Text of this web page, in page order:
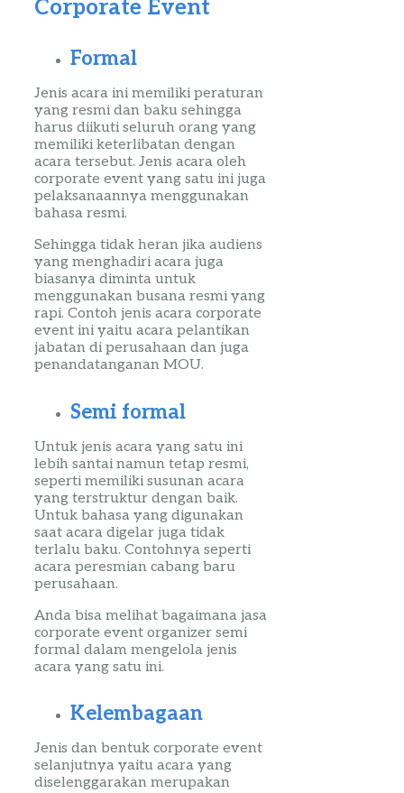
Corporate Event
Formal
Jenis acara ini memiliki peraturan
yang resmi dan baku sehingga
harus diikuti seluruh orang yang
memiliki keterlibatan dengan
acara tersebut. Jenis acara oleh
corporate event yang satu ini juga
pelaksanaannya menggunakan
bahasa resmi.
Sehingga tidak heran jika audiens
yang menghadiri acara juga
biasanya diminta untuk
menggunakan busana resmi yang
rapi. Contoh jenis acara corporate
event ini yaitu acara pelantikan
jabatan di perusahaan dan juga
penandatanganan MOU.
Semi formal
Untuk jenis acara yang satu ini
lebih santai namun tetap resmi,
seperti memiliki susunan acara
yang terstruktur dengan baik.
Untuk bahasa yang digunakan
saat acara digelar juga tidak
terlalu baku. Contohnya seperti
acara peresmian cabang baru
perusahaan.
Anda bisa melihat bagaimana jasa
corporate event organizer semi
formal dalam mengelola jenis
acara yang satu ini.
Kelembagaan
Jenis dan bentuk corporate event
selanjutnya yaitu acara yang
diselenggarakan merupakan